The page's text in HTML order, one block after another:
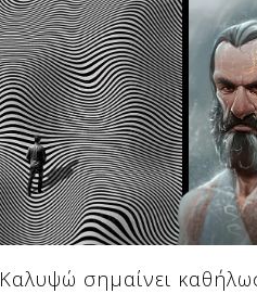
Καλυψώ σημαίνει